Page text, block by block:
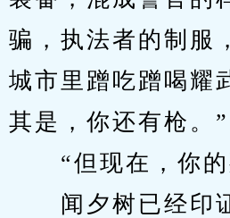
骗，执法者的制服
城市里蹭吃蹭喝耀
其是，你还有枪。”
“但现在，你的
闻夕树已经印